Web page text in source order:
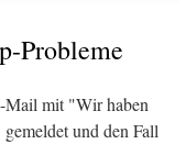
Probleme
Mail mit "Wir haben
und den Fall